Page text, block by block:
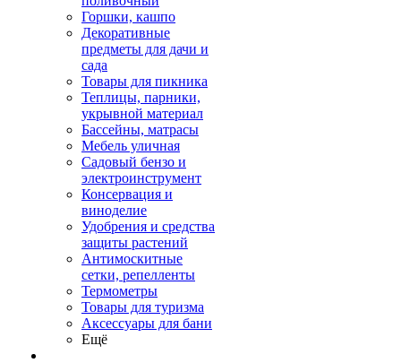
Горшки, кашпо
Декоративные
предметы для дачи и
сада
Товары для пикника
Теплицы, парники,
укрывной материал
Бассейны, матрасы
Мебель уличная
Садовый бензо и
электроинструмент
Консервация и
виноделие
Удобрения и средства
защиты растений
Антимоскитные
сетки, репелленты
Термометры
Товары для туризма
Аксессуары для бани
Ещё